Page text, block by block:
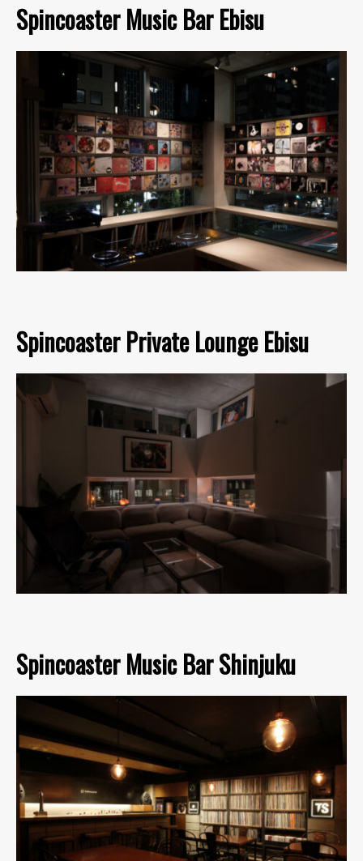
Spincoaster Music Bar Ebisu
Spincoaster Private Lounge Ebisu
Spincoaster Music Bar Shinjuku